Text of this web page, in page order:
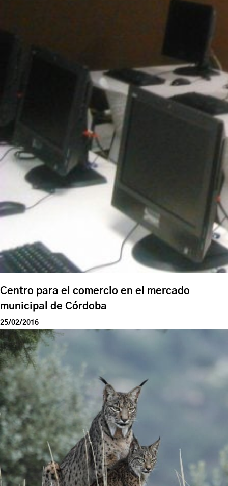
Centro para el comercio en el mercado
municipal de Córdoba
25/02/2016